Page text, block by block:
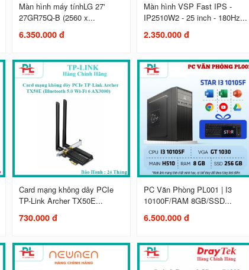
Màn hình máy tínhLG 27'
27GR75Q-B (2560 x...
6.350.000 đ
Màn hình VSP Fast IPS -
IP2510W2 - 25 inch - 180Hz...
2.350.000 đ
Card mạng không dây PCIe
TP-Link Archer TX50E...
730.000 đ
PC Văn Phòng PL001 | I3
10100F/RAM 8GB/SSD...
6.500.000 đ